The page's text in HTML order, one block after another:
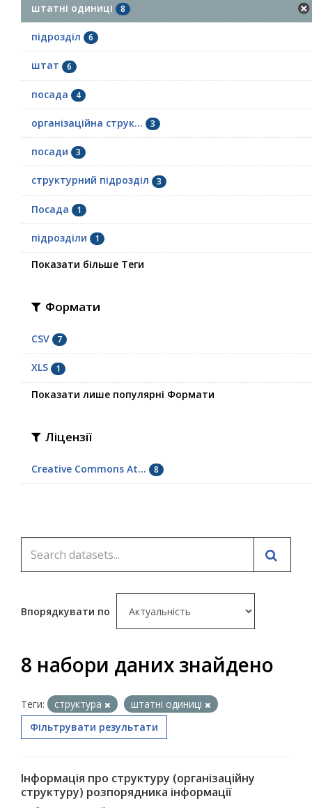
штатні одиниці 8
підрозділ 6
штат 6
посада 4
організаційна струк... 3
посади 3
структурний підрозділ 3
Посада 1
підрозділи 1
Показати більше Теги
Формати
CSV 7
XLS 1
Показати лише популярні Формати
Ліцензії
Creative Commons At... 8
Впорядкувати по
8 набори даних знайдено
Теги: структура
штатні одиниці
Фільтрувати результати
Інформація про структуру (організаційну
структуру) розпорядника інформації